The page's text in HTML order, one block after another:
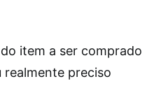
item a ser comprado
realmente preciso